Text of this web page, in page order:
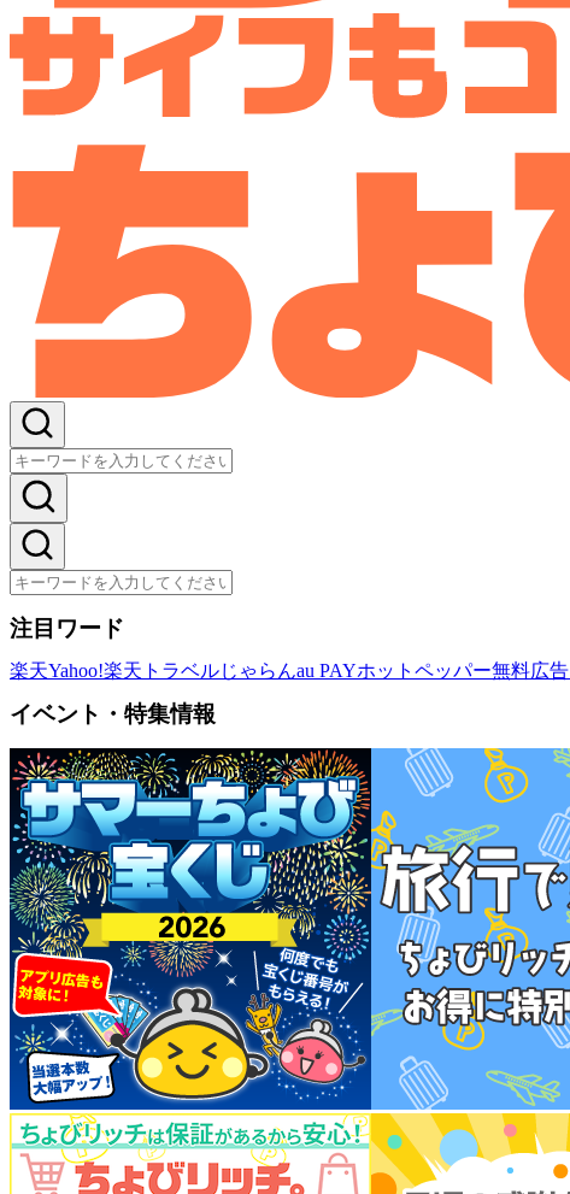
注目ワード
楽天Yahoo!楽天トラベルじゃらんau PAYホットペッパー無料広告
イベント・特集情報